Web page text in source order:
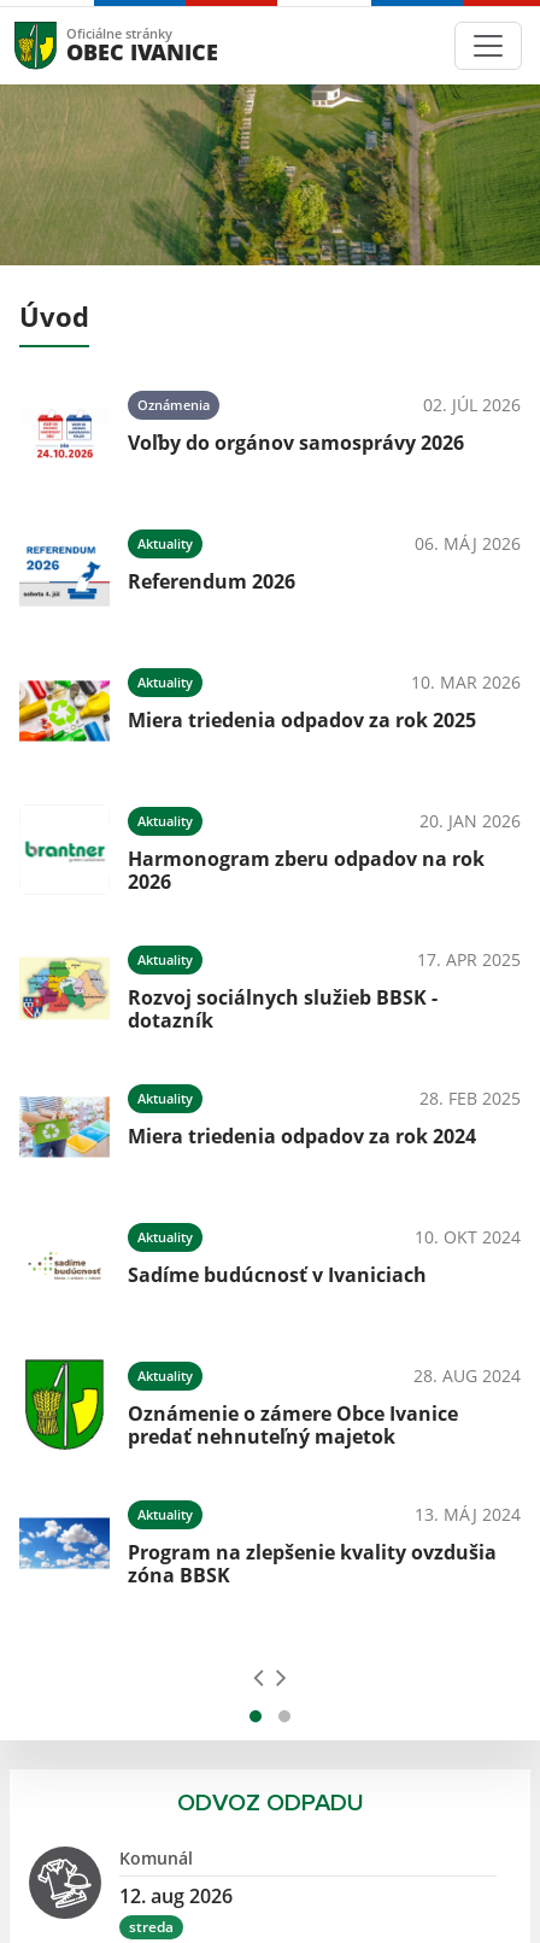
Oficiálne stránky
OBEC IVANICE
Úvod
Oznámenia 02. JÚL 2026
Voľby do orgánov samosprávy 2026
Aktuality 06. MÁJ 2026
Referendum 2026
Aktuality 10. MAR 2026
Miera triedenia odpadov za rok 2025
Aktuality 20. JAN 2026
Harmonogram zberu odpadov na rok
2026
Aktuality 17. APR 2025
Rozvoj sociálnych služieb BBSK -
dotazník
Aktuality 28. FEB 2025
Miera triedenia odpadov za rok 2024
Aktuality 10. OKT 2024
Sadíme budúcnosť v Ivaniciach
Aktuality 28. AUG 2024
Oznámenie o zámere Obce Ivanice
predať nehnuteľný majetok
Aktuality 13. MÁJ 2024
Program na zlepšenie kvality ovzdušia
zóna BBSK
ODVOZ ODPADU
Komunál
12. aug 2026
streda